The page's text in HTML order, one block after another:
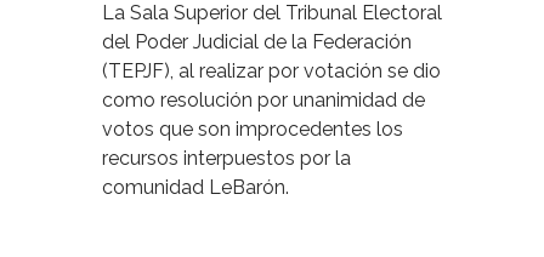
La Sala Superior del Tribunal Electoral
del Poder Judicial de la Federación
(TEPJF), al realizar por votación se dio
como resolución por unanimidad de
votos que son improcedentes los
recursos interpuestos por la
comunidad LeBarón.